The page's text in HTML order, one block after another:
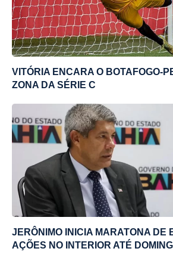
VITÓRIA ENCARA O BOTAFOGO-
ZONA DA SÉRIE C
JERÔNIMO INICIA MARATONA DE
AÇÕES NO INTERIOR ATÉ